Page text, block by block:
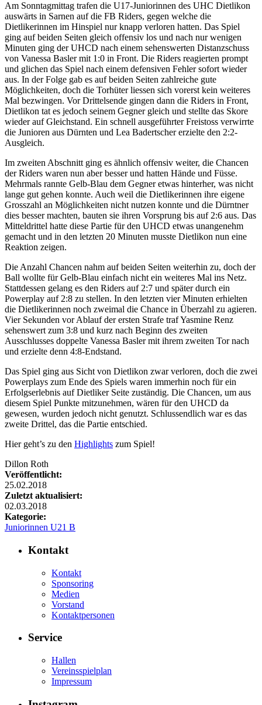
Am Sonntagmittag trafen die U17-Juniorinnen des UHC Dietlikon
auswärts in Sarnen auf die FB Riders, gegen welche die
Dietlikerinnen im Hinspiel nur knapp verloren hatten. Das Spiel
ging auf beiden Seiten gleich offensiv los und nach nur wenigen
Minuten ging der UHCD nach einem sehenswerten Distanzschuss
von Vanessa Basler mit 1:0 in Front. Die Riders reagierten prompt
und glichen das Spiel nach einem defensiven Fehler sofort wieder
aus. In der Folge gab es auf beiden Seiten zahlreiche gute
Möglichkeiten, doch die Torhüter liessen sich vorerst kein weiteres
Mal bezwingen. Vor Drittelsende gingen dann die Riders in Front,
Dietlikon tat es jedoch seinem Gegner gleich und stellte das Skore
wieder auf Gleichstand. Ein schnell ausgeführter Freistoss verwirrte
die Junioren aus Dürnten und Lea Badertscher erzielte den 2:2-
Ausgleich.
Im zweiten Abschnitt ging es ähnlich offensiv weiter, die Chancen
der Riders waren nun aber besser und hatten Hände und Füsse.
Mehrmals rannte Gelb-Blau dem Gegner etwas hinterher, was nicht
lange gut gehen konnte. Auch weil die Dietlikerinnen ihre eigene
Grosszahl an Möglichkeiten nicht nutzen konnte und die Dürntner
dies besser machten, bauten sie ihren Vorsprung bis auf 2:6 aus. Das
Mitteldrittel hatte diese Partie für den UHCD etwas unangenehm
gemacht und in den letzten 20 Minuten musste Dietlikon nun eine
Reaktion zeigen.
Die Anzahl Chancen nahm auf beiden Seiten weiterhin zu, doch der
Ball wollte für Gelb-Blau einfach nicht ein weiteres Mal ins Netz.
Stattdessen gelang es den Riders auf 2:7 und später durch ein
Powerplay auf 2:8 zu stellen. In den letzten vier Minuten erhielten
die Dietlikerinnen noch zweimal die Chance in Überzahl zu agieren.
Vier Sekunden vor Ablauf der ersten Strafe traf Yasmine Renz
sehenswert zum 3:8 und kurz nach Beginn des zweiten
Ausschlusses doppelte Vanessa Basler mit ihrem zweiten Tor nach
und erzielte denn 4:8-Endstand.
Das Spiel ging aus Sicht von Dietlikon zwar verloren, doch die zwei
Powerplays zum Ende des Spiels waren immerhin noch für ein
Erfolgserlebnis auf Dietliker Seite zuständig. Die Chancen, um aus
diesem Spiel Punkte mitzunehmen, wären für den UHCD da
gewesen, wurden jedoch nicht genutzt. Schlussendlich war es das
zweite Drittel, das die Partie entschied.
Hier geht’s zu den Highlights zum Spiel!
Dillon Roth
Veröffentlicht:
25.02.2018
Zuletzt aktualisiert:
02.03.2018
Kategorie:
Juniorinnen U21 B
Kontakt
Kontakt
Sponsoring
Medien
Vorstand
Kontaktpersonen
Service
Hallen
Vereinsspielplan
Impressum